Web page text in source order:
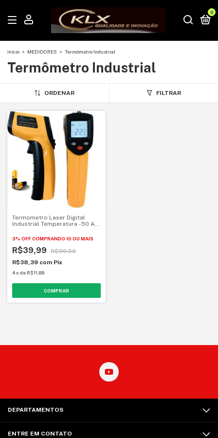
0
Início > MEDIDORES > Termômetro Industrial
Termômetro Industrial
ORDENAR FILTRAR
Termometro Laser Digital
Industrial Temperatura -50 A
3% OFFCOMPRANDO 10 OU MAIS
R$39,99
R$99,00
R$38,39 com Pix
4x de R$11,89
DEPARTAMENTOS
ENTRE EM CONTATO